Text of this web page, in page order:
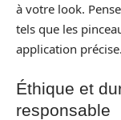
à votre look.
tels que les
application précise.
Éthique et
responsable